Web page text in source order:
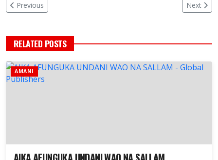
Previous Next
RELATED POSTS
AMANI